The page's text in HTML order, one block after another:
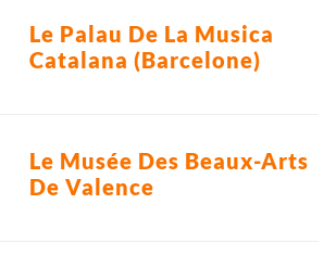
Le Palau De La Musica
Catalana (Barcelone)
Le Musée Des Beaux-Arts
De Valence